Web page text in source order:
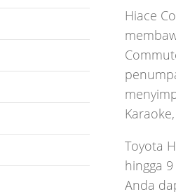
Hiace
Toyota
hingga
Anda